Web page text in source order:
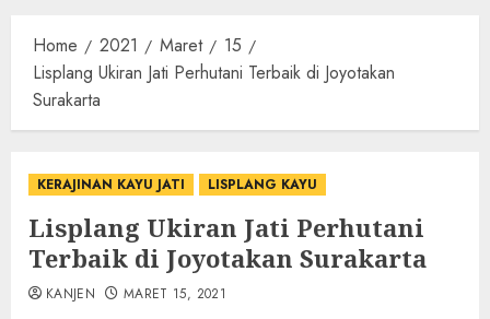
Home 2021 Maret
15
Lisplang Ukiran Jati Perhutani Terbaik di Joyotakan
Surakarta
KERAJINAN KAYU JATI LISPLANG KAYU
Lisplang Ukiran Jati Perhutani
Terbaik di Joyotakan Surakarta
KANJEN MARET 15, 2021